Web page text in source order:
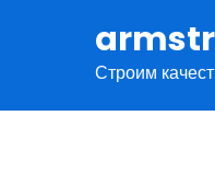
содержимомуСтроим